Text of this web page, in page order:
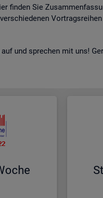
fin­den Sie
und spre­chen mit uns!